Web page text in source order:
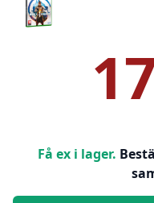
Få ex i lager.